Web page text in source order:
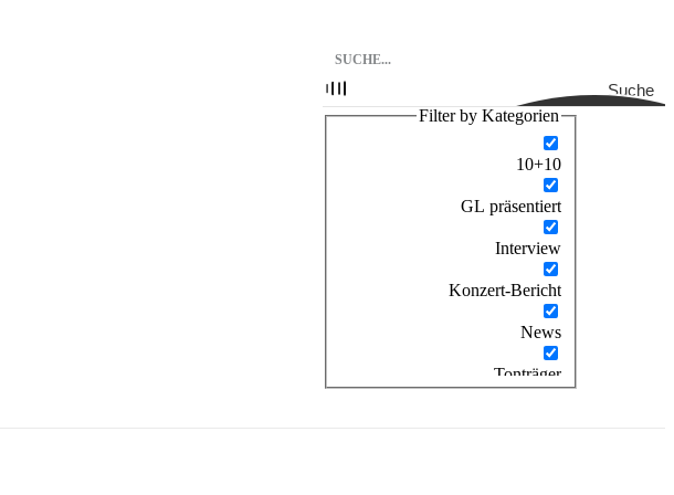
Suche
Filter by Kategorien
10+10
GL präsentiert
Interview
Konzert-Bericht
News
Tonträger